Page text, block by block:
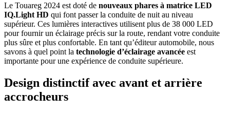
Le Touareg 2024 est doté de nouveaux phares à matrice LED
IQ.Light HD qui font passer la conduite de nuit au niveau
supérieur. Ces lumières interactives utilisent plus de 38 000 LED
pour fournir un éclairage précis sur la route, rendant votre conduite
plus sûre et plus confortable. En tant qu’éditeur automobile, nous
savons à quel point la technologie d’éclairage avancée est
importante pour une expérience de conduite supérieure.
Design distinctif avec avant et arrière
accrocheurs